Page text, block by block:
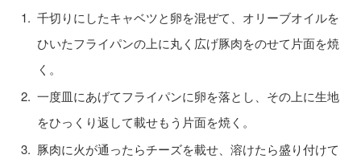
千切りにしたキャベツと卵を混ぜて、オリーブオイルを
ひいたフライパンの上に丸く広げ豚肉をのせて片面を焼
く。
一度皿にあげてフライパンに卵を落とし、その上に生地
をひっくり返して載せもう片面を焼く。
豚肉に火が通ったらチーズを載せ、溶けたら盛り付けて